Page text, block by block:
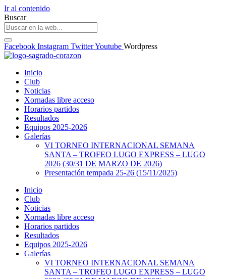
Ir al contenido
Buscar
Facebook Instagram TwitterYoutube Wordpress
Inicio
Club
Noticias
Xornadas libre acceso
Horarios partidos
Resultados
Equipos 2025-2026
Galerías
VI TORNEO INTERNACIONAL SEMANA
SANTA – TROFEO LUGO EXPRESS – LUGO
2026 (30/31 DE MARZO DE 2026)
Presentación tempada 25-26 (15/11/2025)
Inicio
Club
Noticias
Xornadas libre acceso
Horarios partidos
Resultados
Equipos 2025-2026
Galerías
VI TORNEO INTERNACIONAL SEMANA
SANTA – TROFEO LUGO EXPRESS – LUGO